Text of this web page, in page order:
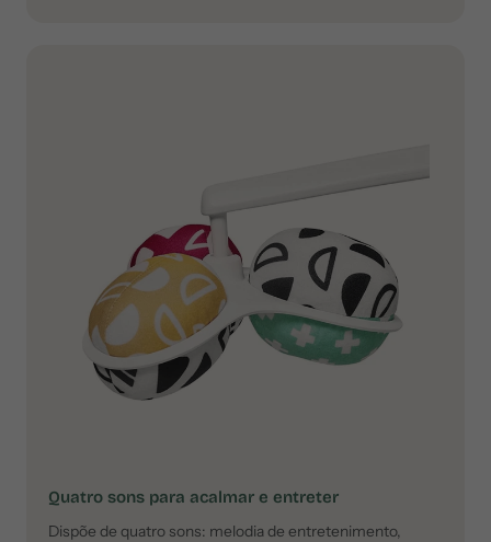
Quatro sons para acalmar e entreter
Dispõe de quatro sons: melodia de entretenimento,